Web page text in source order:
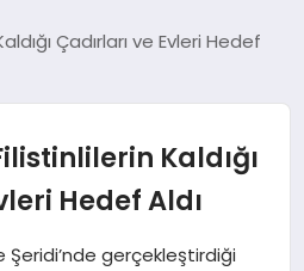
Çadırları ve Evleri Hedef
Kaldığı
Hedef Aldı
Şeridi’nde gerçekleştirdiği